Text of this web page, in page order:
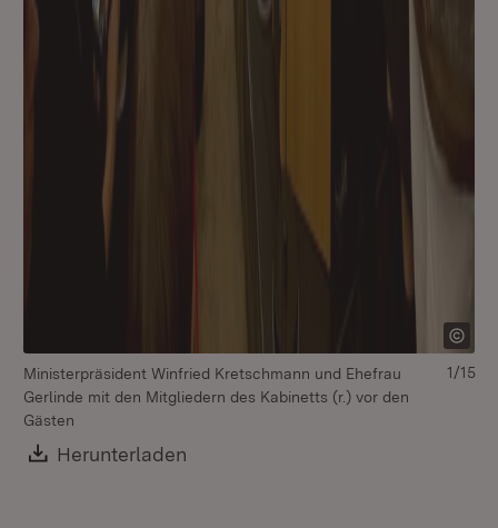
Ministerpräsident Winfried Kretschmann und Ehefrau
Gerlinde mit den Mitgliedern des Kabinetts (r.) vor den
Gästen
Download:
Herunterladen
1/15